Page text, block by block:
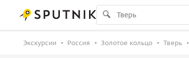
Экскурсии Россия Золотое кольцо Тверь